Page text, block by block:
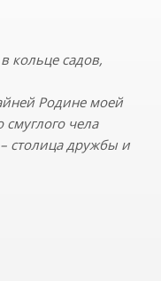
кольце садов,
Родине моей
чела
столица дружбы и